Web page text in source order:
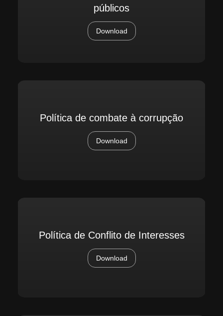
públicos
Download
Política de combate à corrupção
Download
Política de Conflito de Interesses
Download